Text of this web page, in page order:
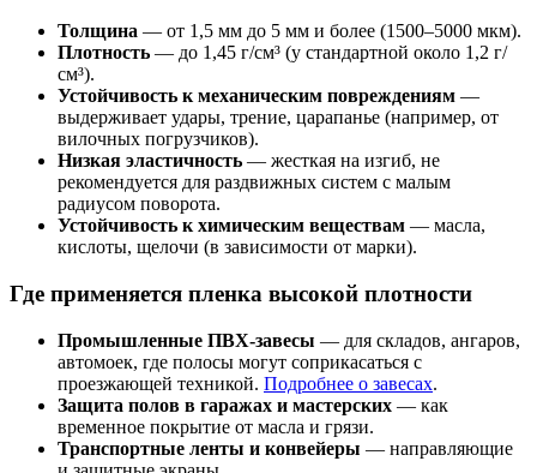
Толщина — от 1,5 мм до 5 мм и более (1500–5000 мкм).
Плотность — до 1,45 г/см³ (у стандартной около 1,2 г/
см³).
Устойчивость к механическим повреждениям —
выдерживает удары, трение, царапанье (например, от
вилочных погрузчиков).
Низкая эластичность — жесткая на изгиб, не
рекомендуется для раздвижных систем с малым
радиусом поворота.
Устойчивость к химическим веществам — масла,
кислоты, щелочи (в зависимости от марки).
Где применяется пленка высокой плотности
Промышленные ПВХ-завесы — для складов, ангаров,
автомоек, где полосы могут соприкасаться с
проезжающей техникой. Подробнее о завесах.
Защита полов в гаражах и мастерских — как
временное покрытие от масла и грязи.
Транспортные ленты и конвейеры — направляющие